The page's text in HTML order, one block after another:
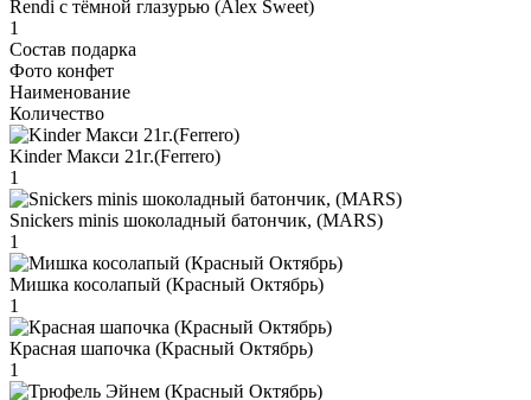
Rendi с тёмной глазурью (Alex Sweet)
1
Состав подарка
Фото конфет
Наименование
Количество
Kinder Макси 21г.(Ferrero)
1
Snickers minis шоколадный батончик, (MARS)
1
Мишка косолапый (Красный Октябрь)
1
Красная шапочка (Красный Октябрь)
1